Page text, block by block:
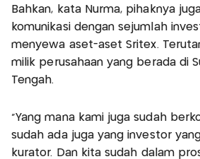
Bahkan, kata Nurma, pihaknya
komunikasi dengan sejumlah
menyewa aset-aset Sritex.
milik perusahaan yang berada di
Tengah.
“Yang mana kami juga sudah
sudah ada juga yang investor
kurator. Dan kita sudah dalam